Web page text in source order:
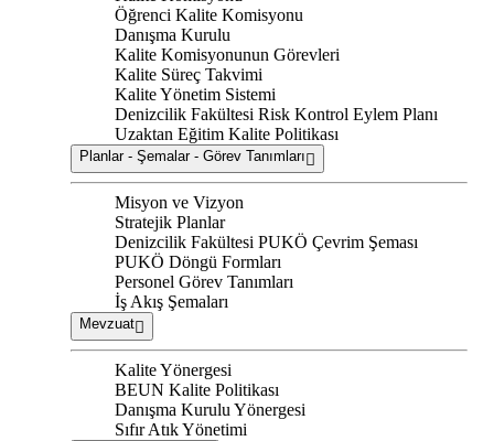
Öğrenci Kalite Komisyonu
Danışma Kurulu
Kalite Komisyonunun Görevleri
Kalite Süreç Takvimi
Kalite Yönetim Sistemi
Denizcilik Fakültesi Risk Kontrol Eylem Planı
Uzaktan Eğitim Kalite Politikası
Planlar - Şemalar - Görev Tanımları
Misyon ve Vizyon
Stratejik Planlar
Denizcilik Fakültesi PUKÖ Çevrim Şeması
PUKÖ Döngü Formları
Personel Görev Tanımları
İş Akış Şemaları
Mevzuat
Kalite Yönergesi
BEUN Kalite Politikası
Danışma Kurulu Yönergesi
Sıfır Atık Yönetimi